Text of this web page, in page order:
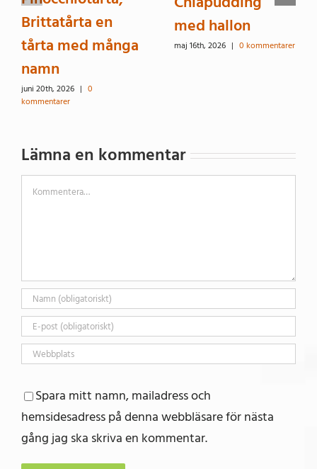
Brittatårta en
tårta med många
namn
juni 20th, 2026 | 0
kommentarer
med hallon
maj 16th, 2026 | 0 kommentarer
Lämna en kommentar
Kommentar
Spara mitt namn, mailadress och
hemsidesadress på denna webbläsare för nästa
gång jag ska skriva en kommentar.